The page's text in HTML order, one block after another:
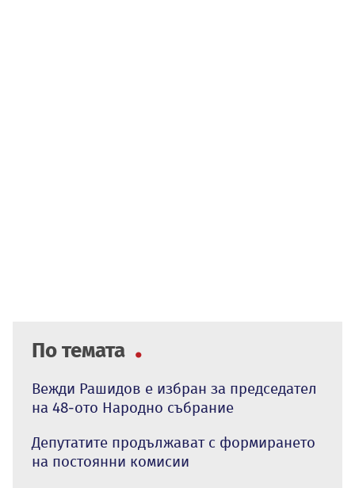
По темата
Вежди Рашидов е избран за председател
на 48-ото Народно събрание
Депутатите продължават с формирането
на постоянни комисии